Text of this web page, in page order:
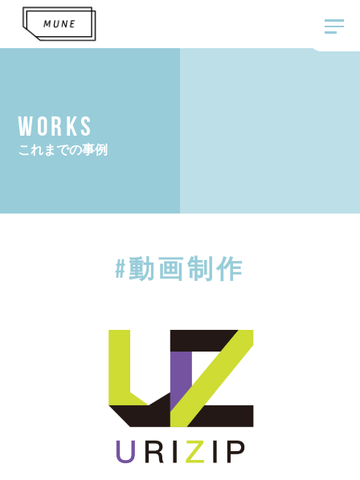
WORKS
これまでの事例
#動画制作